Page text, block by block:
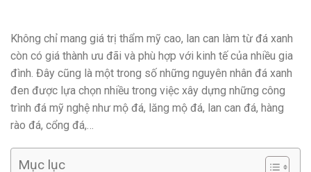
Không chỉ mang giá trị thẩm mỹ cao, lan can làm từ đá xanh
còn có giá thành ưu đãi và phù hợp với kinh tế của nhiều gia
đình. Đây cũng là một trong số những nguyên nhân đá xanh
đen được lựa chọn nhiều trong việc xây dựng những công
trình đá mỹ nghệ như mộ đá, lăng mộ đá, lan can đá, hàng
rào đá, cổng đá,…
Mục lục